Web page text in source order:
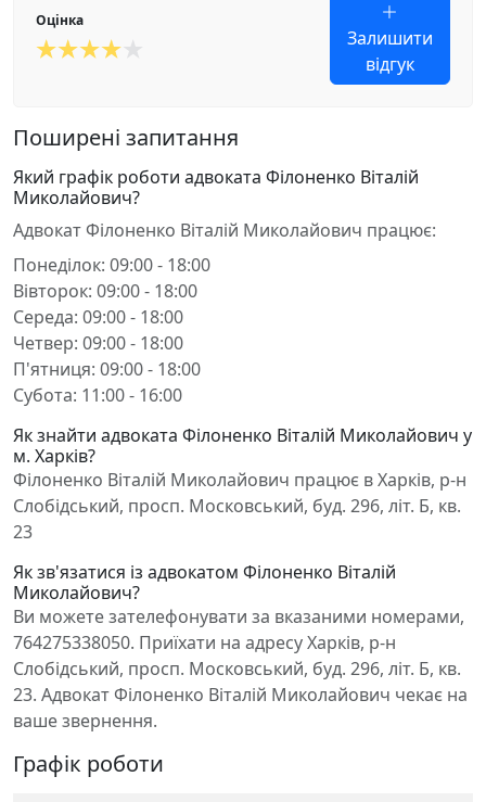
Оцінка
Залишити
відгук
Поширені запитання
Який графік роботи адвоката Філоненко Віталій
Миколайович?
Адвокат Філоненко Віталій Миколайович працює:
Понеділок: 09:00 - 18:00
Вівторок: 09:00 - 18:00
Середа: 09:00 - 18:00
Четвер: 09:00 - 18:00
П'ятниця: 09:00 - 18:00
Субота: 11:00 - 16:00
Як знайти адвоката Філоненко Віталій Миколайович у
м. Харків?
Філоненко Віталій Миколайович працює в Харків, р-н
Слобідський, просп. Московський, буд. 296, літ. Б, кв.
23
Як зв'язатися із адвокатом Філоненко Віталій
Миколайович?
Ви можете зателефонувати за вказаними номерами,
764275338050. Приїхати на адресу Харків, р-н
Слобідський, просп. Московський, буд. 296, літ. Б, кв.
23. Адвокат Філоненко Віталій Миколайович чекає на
ваше звернення.
Графік роботи